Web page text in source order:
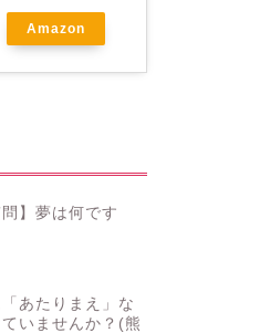
Amazon
問】夢は何です
あたりまえ」な
いませんか？(熊